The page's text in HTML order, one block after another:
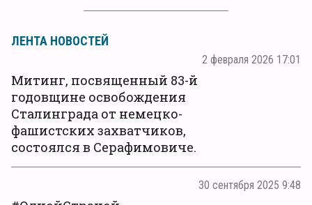
ЛЕНТА НОВОСТЕЙ
2 февраля 2026 17:01
Митинг, посвященный 83-й
годовщине освобождения
Сталинграда от немецко-
фашистских захватчиков,
состоялся в Серафимовиче.
30 сентября 2025 9:48